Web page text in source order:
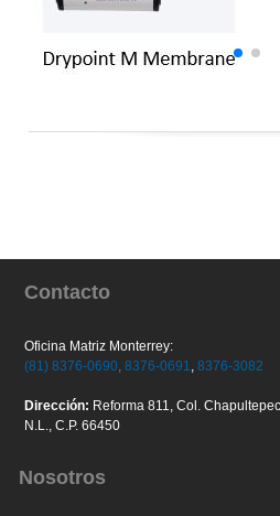
Contacto
Oficina Matriz Monterrey:
(81) 8376-0690, 8376-0691, 8376-3082
Dirección: Reforma 811, Col.
N.L., C.P. 66450
Nosotros